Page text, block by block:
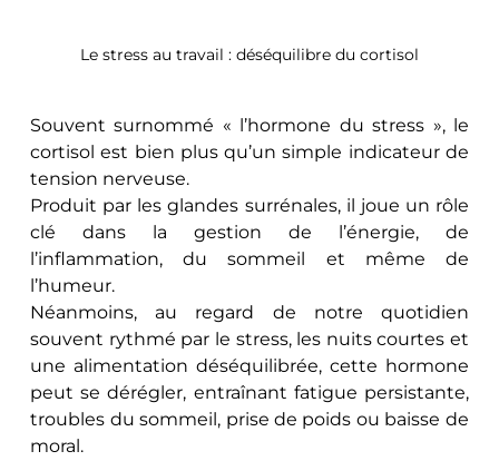
Le stress au travail : déséquilibre du cortisol
Souvent surnommé « l’hormone du stress », le
cortisol est bien plus qu’un simple indicateur de
tension nerveuse.
Produit par les glandes surrénales, il joue un rôle
clé dans la gestion de l’énergie, de
l’inflammation, du sommeil et même de
l’humeur.
Néanmoins, au regard de notre quotidien
souvent rythmé par le stress, les nuits courtes et
une alimentation déséquilibrée, cette hormone
peut se dérégler, entraînant fatigue persistante,
troubles du sommeil, prise de poids ou baisse de
moral.